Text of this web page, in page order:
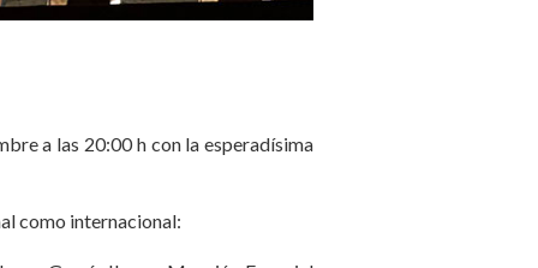
a las 20:00 h con la esperadísima
como internacional: